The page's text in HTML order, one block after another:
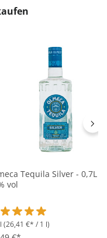
5 Sternen
Tequila Silver - 0,7L
vol
(26,41 €* / 1 l)